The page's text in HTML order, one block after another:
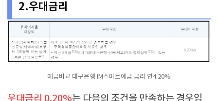
2.우대금리
예금비교 대구은행 IM스마트예금 금리 연4.20%